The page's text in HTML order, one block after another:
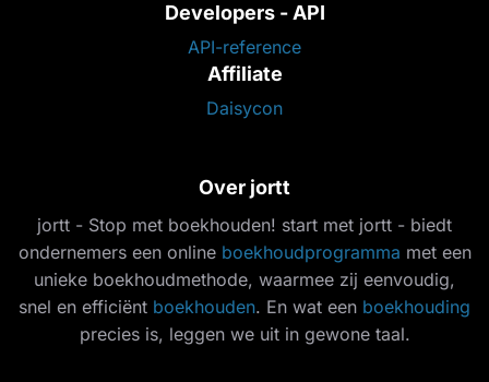
Developers - API
API-reference
Affiliate
Daisycon
Over jortt
jortt - Stop met boekhouden! start met jortt - biedt
ondernemers een online boekhoudprogramma met een
unieke boekhoudmethode, waarmee zij eenvoudig,
snel en efficiënt boekhouden. En wat een boekhouding
precies is, leggen we uit in gewone taal.